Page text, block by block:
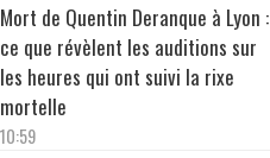
Mort de Quentin Deranque à Lyon :
ce que révèlent les auditions sur
les heures qui ont suivi la rixe
mortelle
10:59